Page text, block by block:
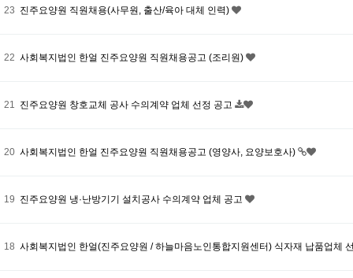
23 진주요양원 직원채용(사무원, 출산/육아 대체 인력)
22 사회복지법인 한얼 진주요양원 직원채용공고 (조리원)
21 진주요양원 창호교체 공사 수의계약 업체 선정 공고
20 사회복지법인 한얼 진주요양원 직원채용공고 (영양사, 요양보호사)
19 진주요양원 냉·난방기기 설치공사 수의계약 업체 공고
18 사회복지법인 한얼(진주요양원 / 하늘마음노인통합지원센터) 식자재 납품업체